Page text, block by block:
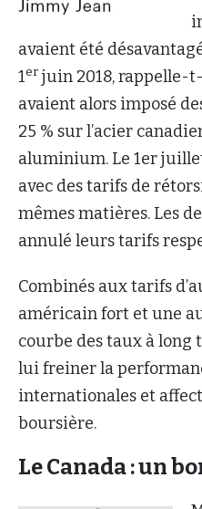
avaient été
1er juin 2018, rappelle-
avaient alors imposé
25 % sur l’acier
aluminium. Le 1er
avec des tarifs de
mêmes matières. Les
annulé leurs tarifs
Combinés aux tarifs
américain fort et une
courbe des taux à
lui freiner la
internationales et
boursière.
Le Canada : un